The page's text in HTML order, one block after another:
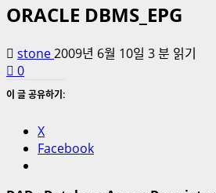
ORACLE DBMS_EPG
stone2009년 6월 10일 3 분 읽기
0
이 글 공유하기:
X
Facebook